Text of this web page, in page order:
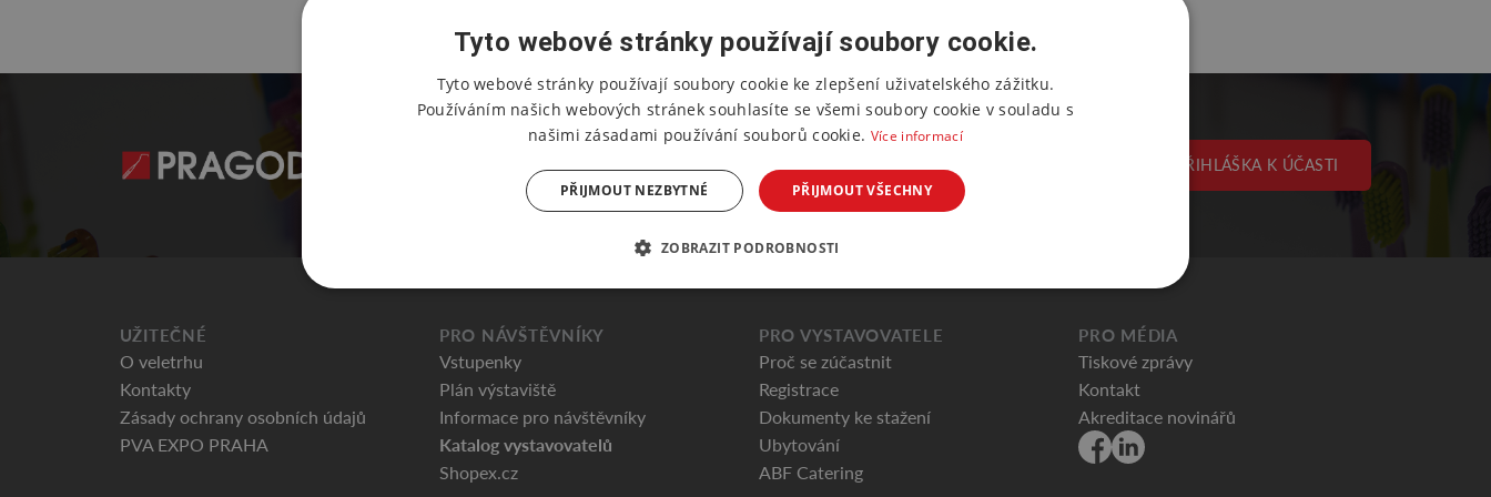
PŘIHLÁŠKA K ÚČASTI
UŽITEČNÉ
O veletrhu
Kontakty
Zásady ochrany osobních údajů
PVA EXPO PRAHA
PRO NÁVŠTĚVNÍKY
Vstupenky
Plán výstaviště
Informace pro návštěvníky
Katalog vystavovatelů
Shopex.cz
PRO VYSTAVOVATELE
Proč se zúčastnit
Registrace
Dokumenty ke stažení
Ubytování
ABF Catering
PRO MÉDIA
Tiskové zprávy
Kontakt
Akreditace novinářů
Tyto webové stránky používají soubory cookie.
Tyto webové stránky používají soubory cookie ke zlepšení uživatelského zážitku.
Používáním našich webových stránek souhlasíte se všemi soubory cookie v souladu s
našimi zásadami používání souborů cookie. Více informací
PŘIJMOUT VŠECHNY
PŘIJMOUT NEZBYTNÉ
ZOBRAZIT PODROBNOSTI